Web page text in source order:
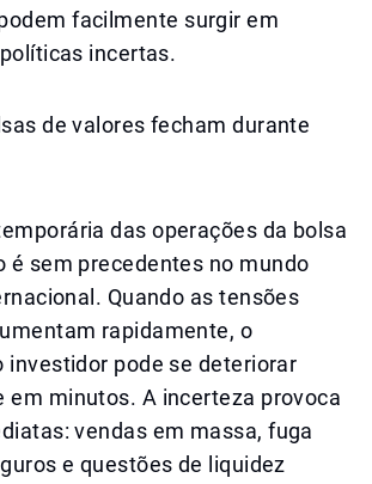
facilmente surgir em
incertas.
de valores fecham durante
das operações da bolsa
é sem precedentes no mundo
Quando as tensões
rapidamente, o
investidor pode se deteriorar
em minutos. A incerteza provoca
vendas em massa, fuga
e questões de liquidez